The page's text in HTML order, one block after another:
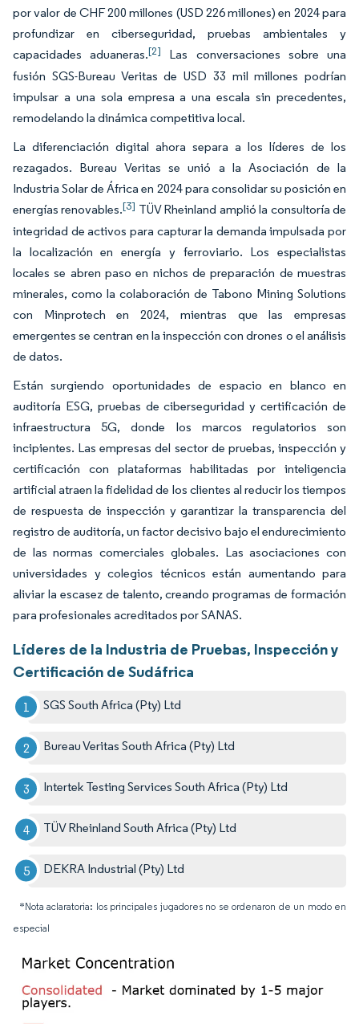
por valor de CHF 200 millones (USD 226 millones) en 2024 para
profundizar en ciberseguridad, pruebas ambientales y
capacidades aduaneras.[2]
Las conversaciones sobre una
fusión SGS-Bureau Veritas de USD 33 mil millones podrían
impulsar a una sola empresa a una escala sin precedentes,
remodelando la dinámica competitiva local.
La diferenciación digital ahora separa a los líderes de los
rezagados. Bureau Veritas se unió a la Asociación de la
Industria Solar de África en 2024 para consolidar su posición en
energías renovables.[3] TÜV Rheinland amplió la consultoría de
integridad de activos para capturar la demanda impulsada por
la localización en energía y ferroviario. Los especialistas
locales se abren paso en nichos de preparación de muestras
minerales, como la colaboración de Tabono Mining Solutions
con Minprotech en 2024, mientras que las empresas
emergentes se centran en la inspección con drones o el análisis
de datos.
Están surgiendo oportunidades de espacio en blanco en
auditoría ESG, pruebas de ciberseguridad y certificación de
infraestructura 5G, donde los marcos regulatorios son
incipientes. Las empresas del sector de pruebas, inspección y
certificación con plataformas habilitadas por inteligencia
artificial atraen la fidelidad de los clientes al reducir los tiempos
de respuesta de inspección y garantizar la transparencia del
registro de auditoría, un factor decisivo bajo el endurecimiento
de las normas comerciales globales. Las asociaciones con
universidades y colegios técnicos están aumentando para
aliviar la escasez de talento, creando programas de formación
para profesionales acreditados por SANAS.
Líderes de la Industria de Pruebas, Inspección y
Certificación de Sudáfrica
SGS South Africa (Pty) Ltd
Bureau Veritas South Africa (Pty) Ltd
Intertek Testing Services South Africa (Pty) Ltd
TÜV Rheinland South Africa (Pty) Ltd
DEKRA Industrial (Pty) Ltd
*Nota aclaratoria: los principales jugadores no se ordenaron de un modo en
especial